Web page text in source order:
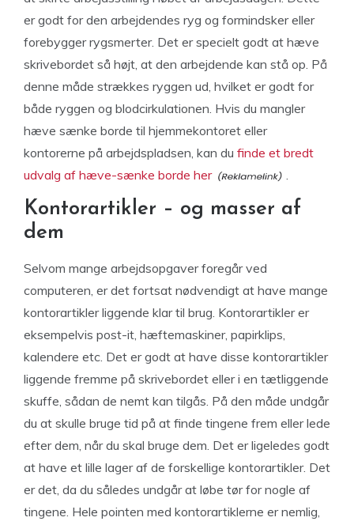
er godt for den arbejdendes ryg og formindsker eller
forebygger rygsmerter. Det er specielt godt at hæve
skrivebordet så højt, at den arbejdende kan stå op. På
denne måde strækkes ryggen ud, hvilket er godt for
både ryggen og blodcirkulationen. Hvis du mangler
hæve sænke borde til hjemmekontoret eller
kontorerne på arbejdspladsen, kan du finde et bredt
udvalg af hæve-sænke borde her
.
Kontorartikler – og masser af
dem
Selvom mange arbejdsopgaver foregår ved
computeren, er det fortsat nødvendigt at have mange
kontorartikler liggende klar til brug. Kontorartikler er
eksempelvis post-it, hæftemaskiner, papirklips,
kalendere etc. Det er godt at have disse kontorartikler
liggende fremme på skrivebordet eller i en tætliggende
skuffe, sådan de nemt kan tilgås. På den måde undgår
du at skulle bruge tid på at finde tingene frem eller lede
efter dem, når du skal bruge dem. Det er ligeledes godt
at have et lille lager af de forskellige kontorartikler. Det
er det, da du således undgår at løbe tør for nogle af
tingene. Hele pointen med kontorartiklerne er nemlig,